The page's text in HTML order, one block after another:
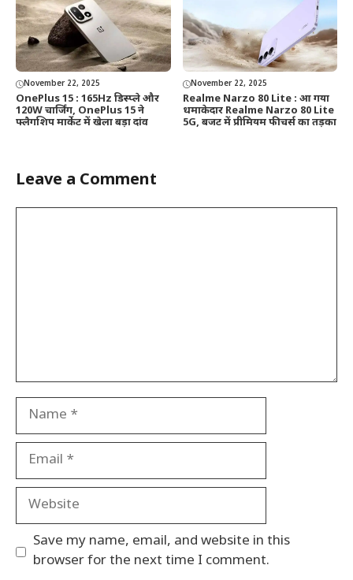
November 22, 2025
OnePlus 15 : 165Hz डिस्प्ले और
120W चार्जिंग, OnePlus 15 ने
फ्लैगशिप मार्केट में खेला बड़ा दांव
November 22, 2025
Realme Narzo 80 Lite : आ गया
धमाकेदार Realme Narzo 80 Lite
5G, बजट में प्रीमियम फीचर्स का तड़का
Leave a Comment
Name
Email
Website
Save my name, email, and website in this
browser for the next time I comment.